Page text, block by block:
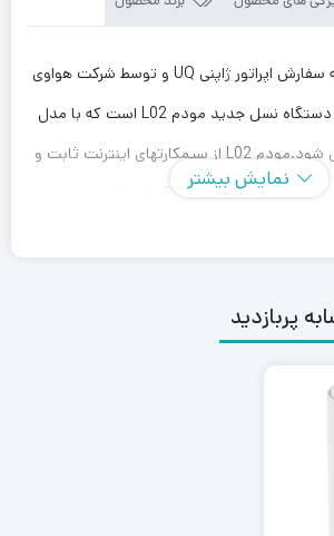
مودم UQ مدل L02 به سفارش اپراتور ژاپنی UQ و توسط شرکت هواوی
تولید شده است. این دستگاه نسل جدید مودم L02 است که با مدل
HWS33 نیز معرفی می شود.مودم L02 از سیمکارتهای اینترنت ثابت و
نمایش بیشتر
پربازدید